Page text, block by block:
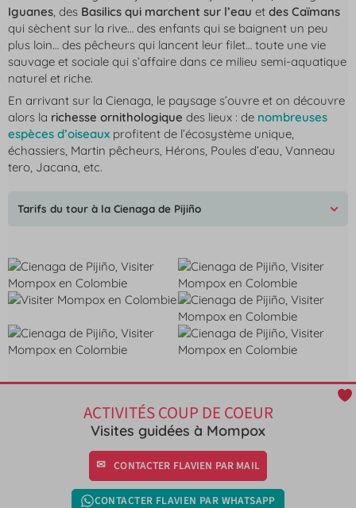
Iguanes , des Basilics qui marchent sur l’eau et des Caïmans
qui sèchent sur la rive… des enfants qui se baignent un peu
plus loin… des pêcheurs qui lancent leur filet… toute une vie
sauvage et sociale qui s’affaire dans ce milieu semi-aquatique
naturel et riche.
En arrivant sur la Cienaga, le paysage s’ouvre et on découvre
alors la richesse ornithologique des lieux : de nombreuses
espèces d’oiseaux profitent de l’écosystème unique,
échassiers, Martin pêcheurs, Hérons, Poules d’eau, Vanneau
tero, Jacana, etc.
Tarifs du tour à la Cienaga de Pijiño
ACTIVITÉS COUP DE COEUR
Visites guidées à Mompox
CONTACTER FLAVIEN PAR MAIL
CONTACTER FLAVIEN PAR WHATSAPP